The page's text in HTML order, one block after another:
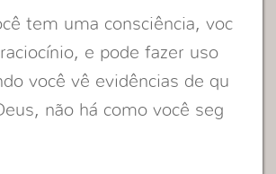
tem uma consciência, voc
e pode fazer uso
você vê evidências de qu
não há como você seg